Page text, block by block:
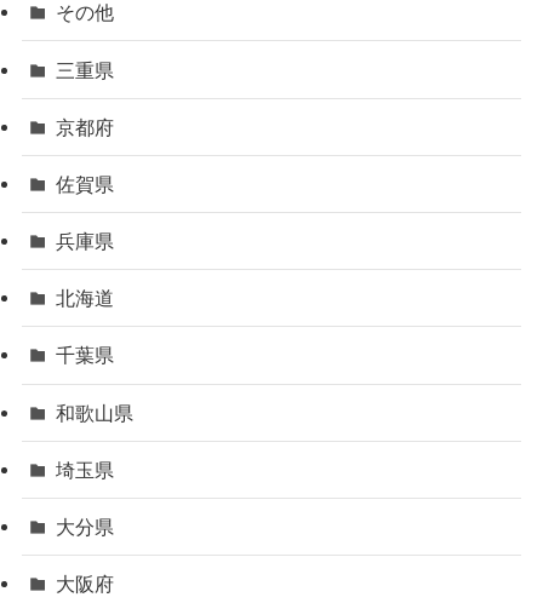
その他
三重県
京都府
佐賀県
兵庫県
北海道
千葉県
和歌山県
埼玉県
大分県
大阪府